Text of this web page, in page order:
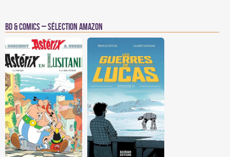
BD & Comics – Sélection Amazon